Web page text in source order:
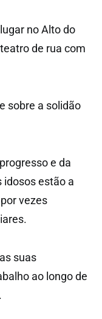
no Alto do
de rua com
sobre a solidão
e da
idosos estão a
vezes
suas
ao longo de